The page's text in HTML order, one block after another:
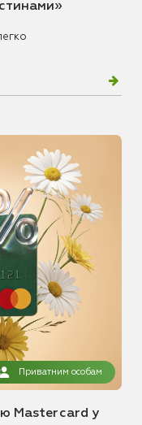
Приватним особам
Mastercard у